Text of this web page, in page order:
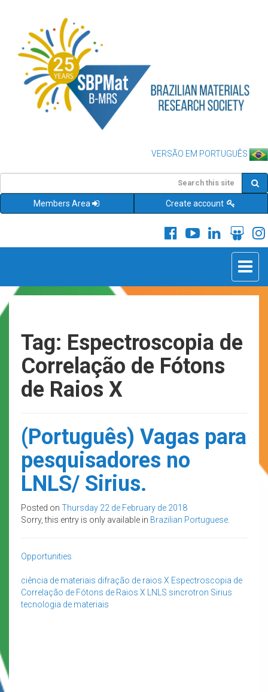
VERSÃO EM PORTUGUÊS
Members Area Create account
Toggle
Tag: Espectroscopia de
Correlação de Fótons
de Raios X
(Português) Vagas para
pesquisadores no
LNLS/ Sirius.
Posted on Thursday 22 de February de 2018
Sorry, this entry is only available in Brazilian Portuguese
Opportunities
ciência de materiais difração de raios X Espectroscopia de
Correlação de Fótons de Raios X
LNLS sincrotron Sirius
tecnologia de materiais